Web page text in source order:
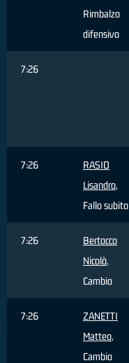
Rimbalzo
difensivo
7:26
7:26
RASIO
Lisandro,
Fallo subito
7:26
Bertocco
Nicolò,
Cambio
7:26
ZANETTI
Matteo,
Cambio